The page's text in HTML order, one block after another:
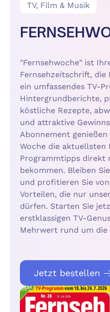
TV, Film & Musik
"Fernsehwoche" ist
Fernsehzeitschrift, die
ein umfassendes TV-
Hintergrundberichte,
köstliche Rezepte,
und attraktive
Abonnement
Woche die
Programmtipps direkt
bekommen. Bleiben
und profitieren Sie
Vorteilen, die nur
dürfen. Starten Sie
erstklassigen TV-
Mehrwert rund um die
Jetzt bestellen